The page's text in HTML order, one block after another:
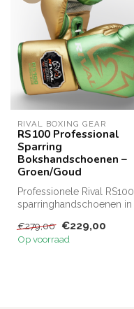
RIVAL BOXING GEAR
RS100 Professional
Sparring
Bokshandschoenen –
Groen/Goud
Professionele Rival RS100
sparringhandschoenen in
pasv...
€279,00 €229,00
Op voorraad